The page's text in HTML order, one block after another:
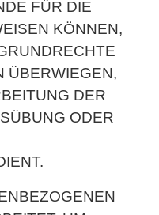
FÜR DIE
KÖNNEN,
ÜBERWIEGEN,
DER
ODER